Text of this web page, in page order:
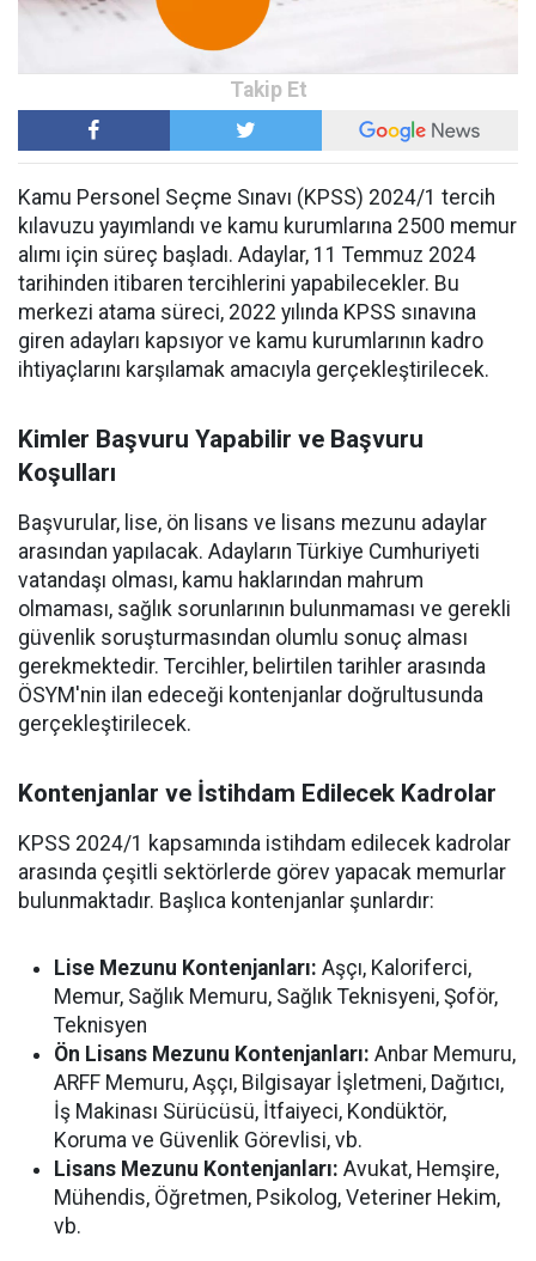
Kamu Personel Seçme Sınavı (KPSS) 2024/1 tercih
kılavuzu yayımlandı ve kamu kurumlarına 2500 memur
alımı için süreç başladı. Adaylar, 11 Temmuz 2024
tarihinden itibaren tercihlerini yapabilecekler. Bu
merkezi atama süreci, 2022 yılında KPSS sınavına
giren adayları kapsıyor ve kamu kurumlarının kadro
ihtiyaçlarını karşılamak amacıyla gerçekleştirilecek.
Kimler Başvuru Yapabilir ve Başvuru
Koşulları
Başvurular, lise, ön lisans ve lisans mezunu adaylar
arasından yapılacak. Adayların Türkiye Cumhuriyeti
vatandaşı olması, kamu haklarından mahrum
olmaması, sağlık sorunlarının bulunmaması ve gerekli
güvenlik soruşturmasından olumlu sonuç alması
gerekmektedir. Tercihler, belirtilen tarihler arasında
ÖSYM'nin ilan edeceği kontenjanlar doğrultusunda
gerçekleştirilecek.
Kontenjanlar ve İstihdam Edilecek Kadrolar
KPSS 2024/1 kapsamında istihdam edilecek kadrolar
arasında çeşitli sektörlerde görev yapacak memurlar
bulunmaktadır. Başlıca kontenjanlar şunlardır:
Lise Mezunu Kontenjanları: Aşçı, Kaloriferci,
Memur, Sağlık Memuru, Sağlık Teknisyeni, Şoför,
Teknisyen
Ön Lisans Mezunu Kontenjanları: Anbar Memuru,
ARFF Memuru, Aşçı, Bilgisayar İşletmeni, Dağıtıcı,
İş Makinası Sürücüsü, İtfaiyeci, Kondüktör,
Koruma ve Güvenlik Görevlisi, vb.
Lisans Mezunu Kontenjanları: Avukat, Hemşire,
Mühendis, Öğretmen, Psikolog, Veteriner Hekim,
vb.